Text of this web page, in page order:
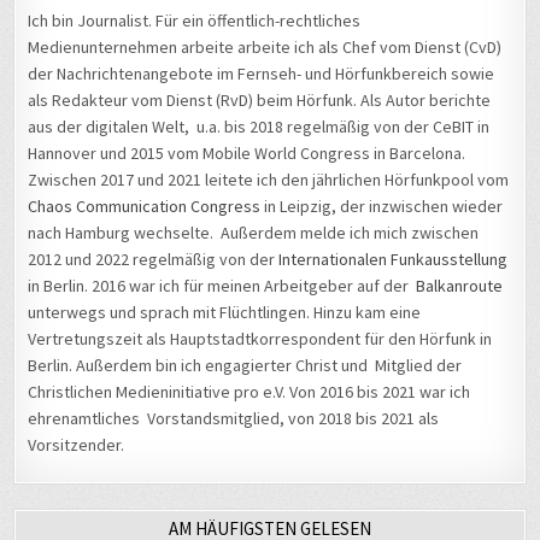
Ich bin Journalist. Für ein öffentlich-rechtliches
Medienunternehmen arbeite arbeite ich als Chef vom Dienst (CvD)
der Nachrichtenangebote im Fernseh- und Hörfunkbereich sowie
als Redakteur vom Dienst (RvD) beim Hörfunk. Als Autor berichte
aus der digitalen Welt, u.a. bis 2018 regelmäßig von der CeBIT in
Hannover und 2015 vom Mobile World Congress in Barcelona.
Zwischen 2017 und 2021 leitete ich den jährlichen Hörfunkpool vom
Chaos Communication Congress in Leipzig, der inzwischen wieder
nach Hamburg wechselte. Außerdem melde ich mich zwischen
2012 und 2022 regelmäßig von derInternationalen Funkausstellung
in Berlin. 2016 war ich für meinen Arbeitgeber auf derBalkanroute
unterwegs und sprach mit Flüchtlingen. Hinzu kam eine
Vertretungszeit als Hauptstadtkorrespondent für den Hörfunk in
Berlin. Außerdem bin ich engagierter Christ und Mitglied der
Christlichen Medieninitiative pro e.V. Von 2016 bis 2021 war ich
ehrenamtliches Vorstandsmitglied, von 2018 bis 2021 als
Vorsitzender.
AM HÄUFIGSTEN GELESEN